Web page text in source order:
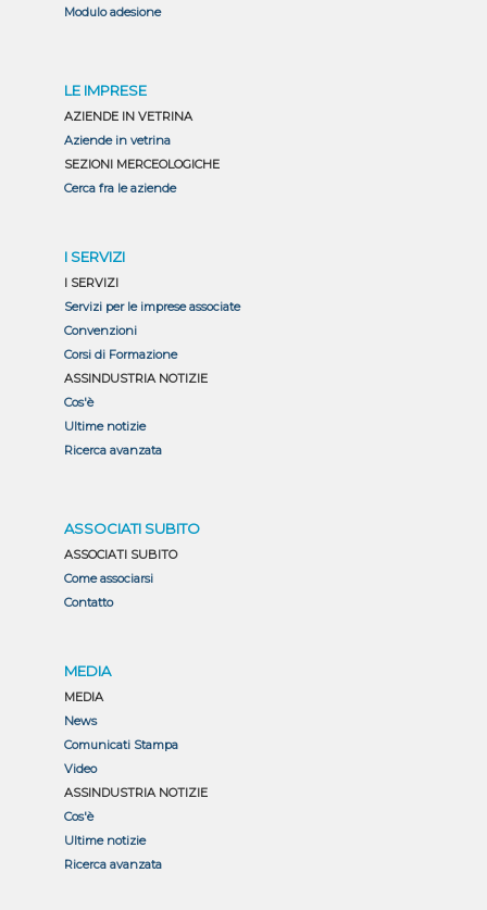
Modulo adesione
LE IMPRESE
AZIENDE IN VETRINA
Aziende in vetrina
SEZIONI MERCEOLOGICHE
Cerca fra le aziende
I SERVIZI
I SERVIZI
Servizi per le imprese associate
Convenzioni
Corsi di Formazione
ASSINDUSTRIA NOTIZIE
Cos'è
Ultime notizie
Ricerca avanzata
ASSOCIATI SUBITO
ASSOCIATI SUBITO
Come associarsi
Contatto
MEDIA
MEDIA
News
Comunicati Stampa
Video
ASSINDUSTRIA NOTIZIE
Cos'è
Ultime notizie
Ricerca avanzata